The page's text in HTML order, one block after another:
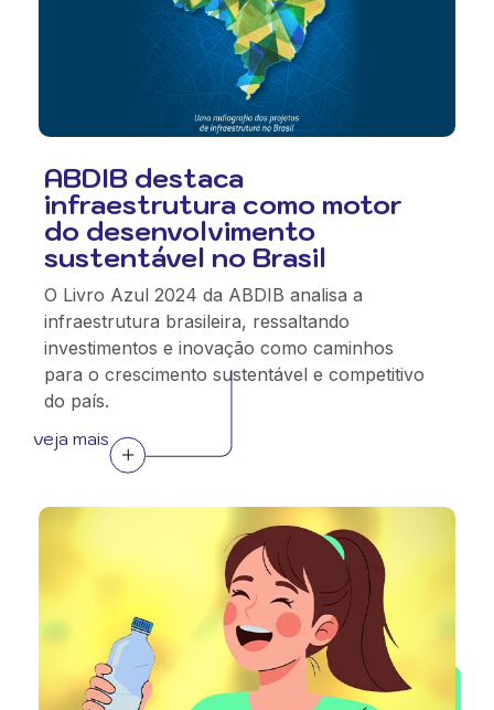
ABDIB destaca
infraestrutura como motor
do desenvolvimento
sustentável no Brasil
O Livro Azul 2024 da ABDIB analisa a
infraestrutura brasileira, ressaltando
investimentos e inovação como caminhos
para o crescimento sustentável e competitivo
do país.
veja mais